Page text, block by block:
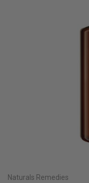
Naturals Remedies